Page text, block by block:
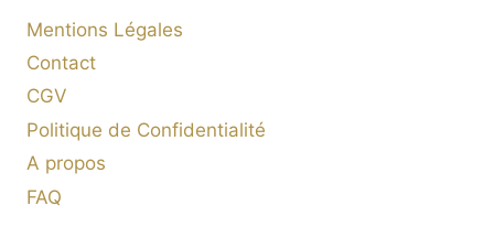
Mentions Légales
Contact
CGV
Politique de Confidentialité
A propos
FAQ